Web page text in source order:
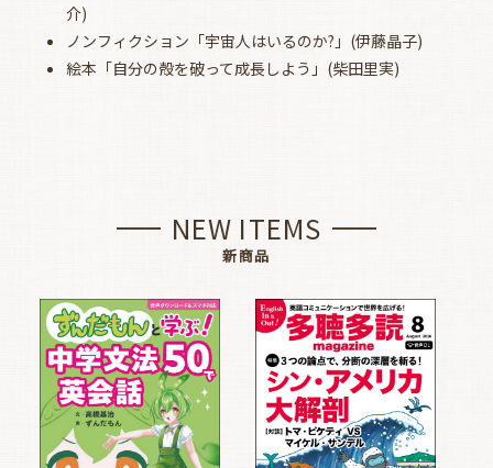
介)
ノンフィクション「宇宙人はいるのか?」(伊藤晶子)
絵本「自分の殻を破って成長しよう」(柴田里実)
NEW ITEMS
新商品